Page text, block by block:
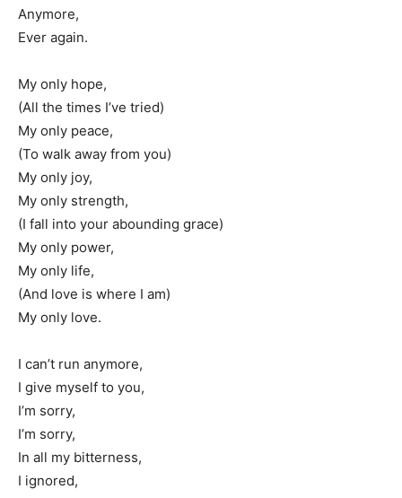
Anymore,
Ever again.
My only hope,
(All the times I’ve tried)
My only peace,
(To walk away from you)
My only joy,
My only strength,
(I fall into your abounding grace)
My only power,
My only life,
(And love is where I am)
My only love.
I can’t run anymore,
I give myself to you,
I’m sorry,
I’m sorry,
In all my bitterness,
I ignored,